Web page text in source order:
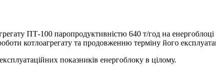
ПТ-100 паропродуктивністю 640 т/год на
котлоагрегату та продовженню терміну його
показників енергоблоку в цілому.